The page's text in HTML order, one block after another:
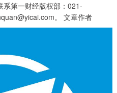
系第一财经版权部：021-
。 文章作者